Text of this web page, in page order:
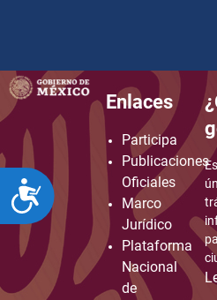
ACCESIBILIDAD
how to
Enlaces
Participa
Publicaciones
Oficiales
Marco
Jurídico
Plataforma
Nacional
de